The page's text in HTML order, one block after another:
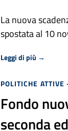
La nuova
spostata al 10
Leggi di più →
POLITICHE ATTIVE
Fondo
seconda